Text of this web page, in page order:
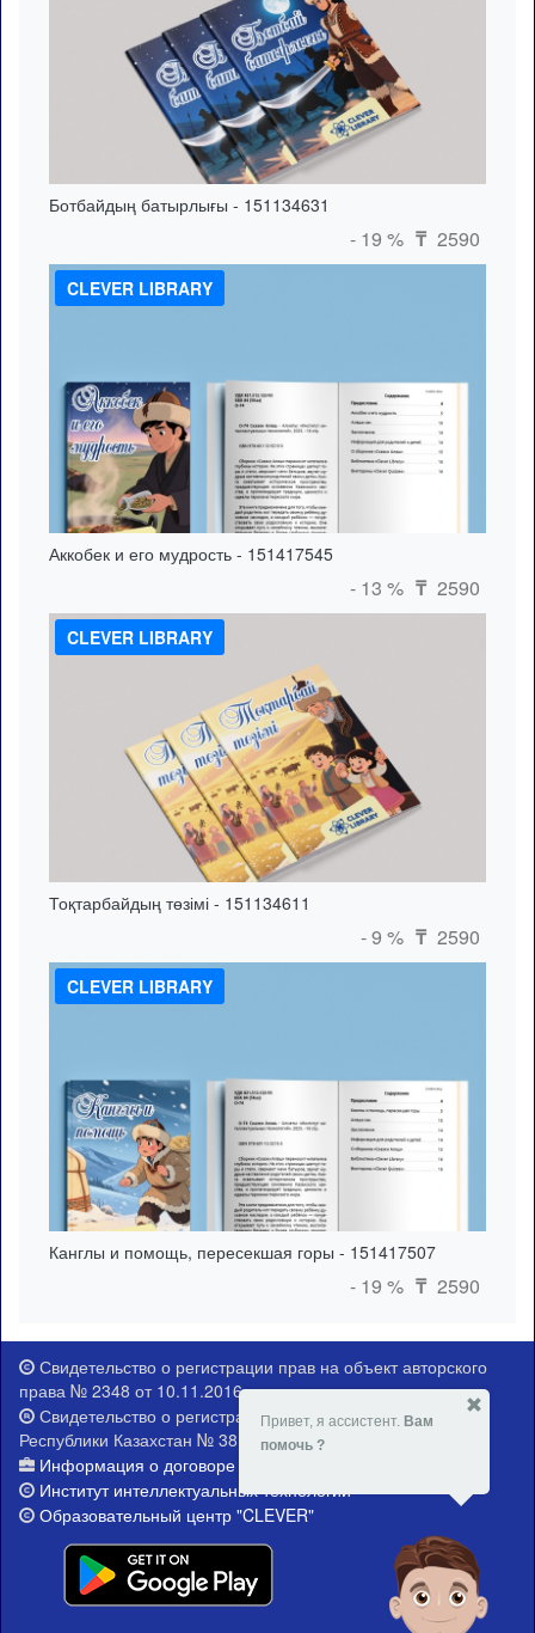
Ботбайдың батырлығы - 151134631
- 19 % ₸ 2590
CLEVER LIBRARY
Аккобек и его мудрость - 151417545
- 13 % ₸ 2590
CLEVER LIBRARY
Тоқтарбайдың төзімі - 151134611
- 9 % ₸ 2590
CLEVER LIBRARY
Канглы и помощь, пересекшая горы - 151417507
- 19 % ₸ 2590
Свидетельство о регистрации прав на объект авторского
права № 2348 от 10.11.2016 г.
Свидетельство о регистрации Министерства юстиции
Республики Казахстан № 381-Е от 21.02.2015 г.
Информация о договоре публичной оферты
Институт интеллектуальных технологий
Образовательный центр "CLEVER"
Привет, я ассистент. Вам
помочь ?